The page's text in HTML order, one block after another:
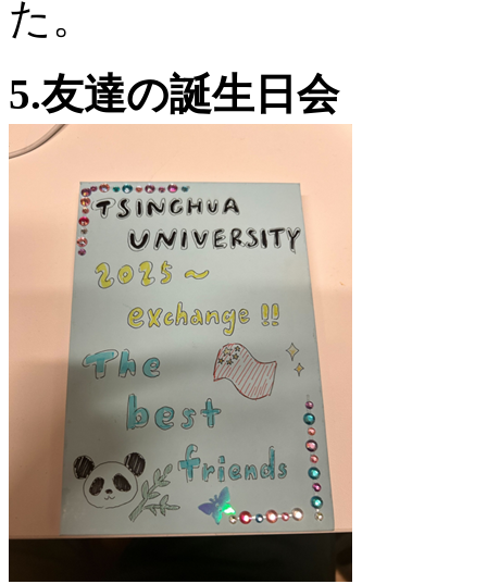
た。
5.友達の誕生日会